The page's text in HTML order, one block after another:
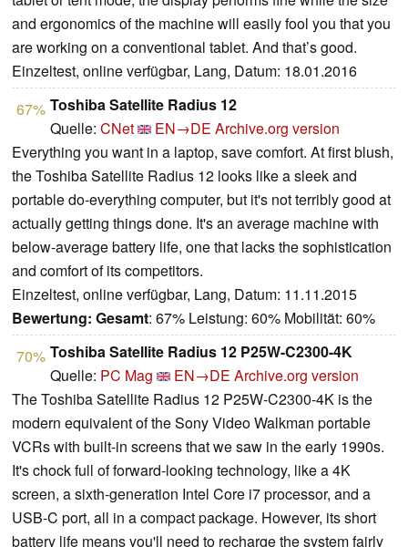
and ergonomics of the machine will easily fool you that you
are working on a conventional tablet. And that’s good.
Einzeltest, online verfügbar, Lang, Datum: 18.01.2016
67% Toshiba Satellite Radius 12
Quelle: CNet EN→DE Archive.org version
Everything you want in a laptop, save comfort. At first blush,
the Toshiba Satellite Radius 12 looks like a sleek and
portable do-everything computer, but it's not terribly good at
actually getting things done. It's an average machine with
below-average battery life, one that lacks the sophistication
and comfort of its competitors.
Einzeltest, online verfügbar, Lang, Datum: 11.11.2015
Bewertung: Gesamt: 67% Leistung: 60% Mobilität: 60%
70% Toshiba Satellite Radius 12 P25W-C2300-4K
Quelle: PC Mag EN→DE Archive.org version
The Toshiba Satellite Radius 12 P25W-C2300-4K is the
modern equivalent of the Sony Video Walkman portable
VCRs with built-in screens that we saw in the early 1990s.
It's chock full of forward-looking technology, like a 4K
screen, a sixth-generation Intel Core i7 processor, and a
USB-C port, all in a compact package. However, its short
battery life means you'll need to recharge the system fairly